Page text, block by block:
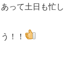
って土日も忙し
！！